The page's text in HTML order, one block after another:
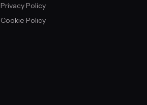
Privacy Policy
Cookie Policy